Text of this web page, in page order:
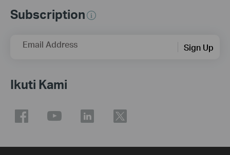
Subscription
Email Address Sign Up
Ikuti Kami